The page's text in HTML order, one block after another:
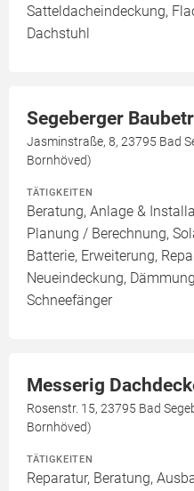
Satteldacheindeckung,
Dachstuhl
Segeberger
Jasminstraße, 8, 23795 Bad
Bornhöved)
TÄTIGKEITEN
Beratung, Anlage &
Planung / Berechnung,
Batterie, Erweiterung,
Neueindeckung,
Schneefänger
Messerig
Rosenstr. 15, 23795 Bad
Bornhöved)
TÄTIGKEITEN
Reparatur, Beratung,